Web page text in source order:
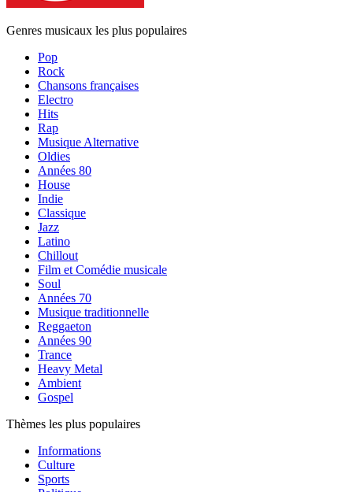
Genres musicaux les plus populaires
Pop
Rock
Chansons françaises
Electro
Hits
Rap
Musique Alternative
Oldies
Années 80
House
Indie
Classique
Jazz
Latino
Chillout
Film et Comédie musicale
Soul
Années 70
Musique traditionnelle
Reggaeton
Années 90
Trance
Heavy Metal
Ambient
Gospel
Thèmes les plus populaires
Informations
Culture
Sports